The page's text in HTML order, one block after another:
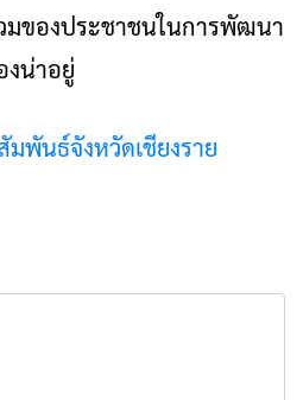
มของประชาชนในการพัฒนา
งน่าอยู่
พันธ์จังหวัดเชียงราย